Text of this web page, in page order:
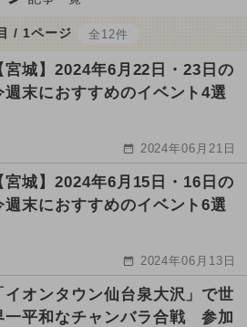
/ 1ページ 全12件
宮城】2024年6月22日・23日の
週末におすすめのイベント4選
2024年06月21日
宮城】2024年6月15日・16日の
週末におすすめのイベント6選
2024年06月13日
イオンタウン仙台泉大沢」で世
一平和なチャンバラ合戦 参加